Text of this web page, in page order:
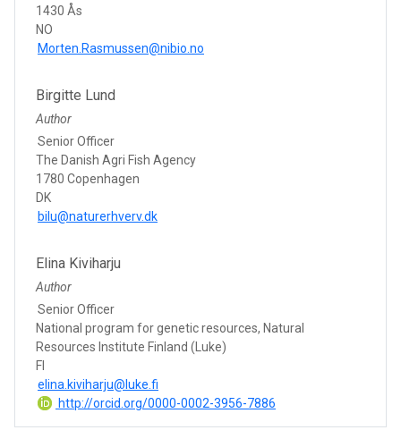
1430 Ås
NO
Morten.Rasmussen@nibio.no
Birgitte Lund
Author
Senior Officer
The Danish Agri Fish Agency
1780 Copenhagen
DK
bilu@naturerhverv.dk
Elina Kiviharju
Author
Senior Officer
National program for genetic resources, Natural
Resources Institute Finland (Luke)
FI
elina.kiviharju@luke.fi
http://orcid.org/0000-0002-3956-7886